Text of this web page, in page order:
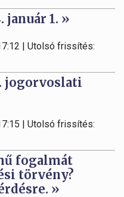
január 1. »
| Utolsó frissítés:
jogorvoslati
| Utolsó frissítés:
fogalmát
törvény?
»